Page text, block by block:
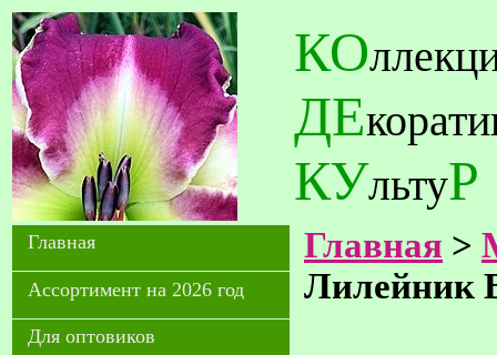
КО
ДЕ
КУльтуР
Главная
Ассортимент на 2026 год
Для оптовиков
Главная >
Лилейник